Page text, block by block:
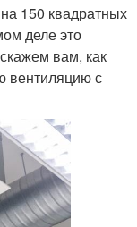
150 квадратных
деле это
вам, как
вентиляцию с